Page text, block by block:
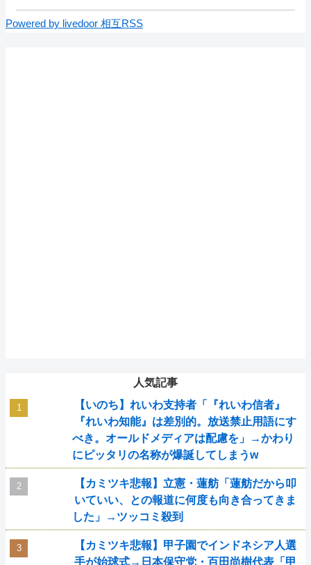
Powered by livedoor 相互RSS
人気記事
【いのち】れいわ支持者「『れいわ信者』
『れいわ知能』は差別的。放送禁止用語にす
べき。オールドメディアは配慮を」→かわり
にピッタリの名称が爆誕してしまうw
【カミツキ悲報】立憲・蓮舫「蓮舫だから叩
いていい、との報道に何度も向き合ってきま
した」→ツッコミ殺到
【カミツキ悲報】甲子園でインドネシア人選
手が始球式→日本保守党・百田尚樹代表「甲